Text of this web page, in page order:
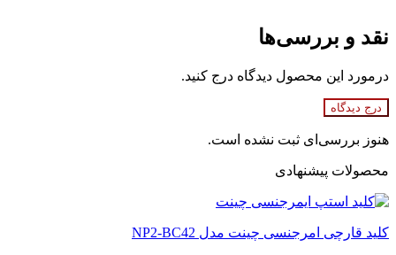
نقد و بررسی‌ها
درمورد این محصول دیدگاه درج کنید.
درج دیدگاه
هنوز بررسی‌ای ثبت نشده است.
محصولات پیشنهادی
کلید قارچی امرجنسی چینت مدل NP2-BC42